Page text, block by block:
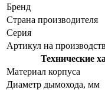
Бренд
Страна производителя
Серия
Артикул на
Технические
Материал корпуса
Диаметр дымохода, мм